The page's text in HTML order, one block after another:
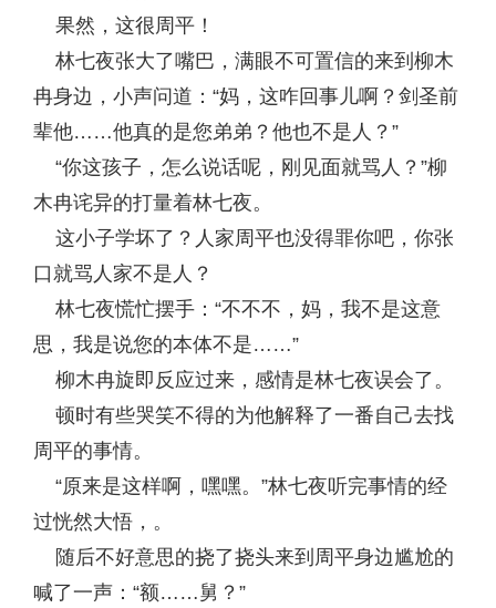
果然，这很周平！
林七夜张大了嘴巴，满眼不可置信的来到柳木
冉身边，小声问道：“妈，这咋回事儿啊？剑圣前
辈他……他真的是您弟弟？他也不是人？”
“你这孩子，怎么说话呢，刚见面就骂人？”柳
木冉诧异的打量着林七夜。
这小子学坏了？人家周平也没得罪你吧，你张
口就骂人家不是人？
林七夜慌忙摆手：“不不不，妈，我不是这意
思，我是说您的本体不是……”
柳木冉旋即反应过来，感情是林七夜误会了。
顿时有些哭笑不得的为他解释了一番自己去找
周平的事情。
“原来是这样啊，嘿嘿。”林七夜听完事情的经
过恍然大悟，。
随后不好意思的挠了挠头来到周平身边尴尬的
喊了一声：“额……舅？”